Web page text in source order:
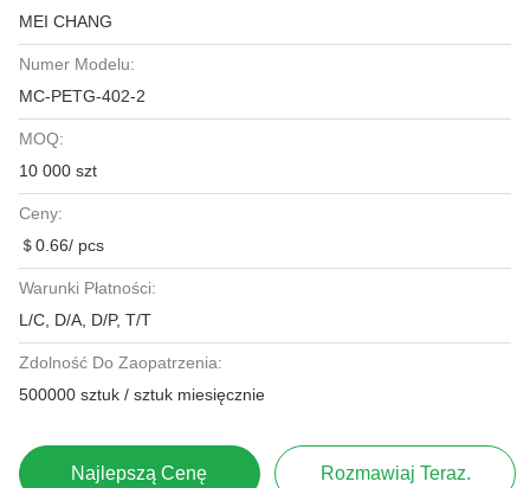
MEI CHANG
Numer Modelu:
MC-PETG-402-2
MOQ:
10 000 szt
Ceny:
＄0.66/ pcs
Warunki Płatności:
L/C, D/A, D/P, T/T
Zdolność Do Zaopatrzenia:
500000 sztuk / sztuk miesięcznie
Najlepszą Cenę Rozmawiaj Teraz.